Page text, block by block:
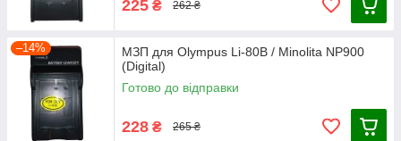
225 ₴ 262 ₴
–14%
МЗП для Olympus Li-80B / Minolita NP900
(Digital)
Готово до відправки
228 ₴ 265 ₴